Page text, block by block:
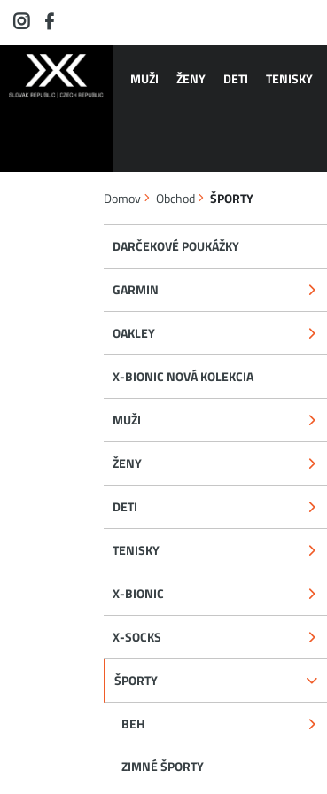
MUŽI ŽENY DETI TENISKY
Domov Obchod ŠPORTY
DARČEKOVÉ POUKÁŽKY
GARMIN
OAKLEY
X-BIONIC NOVÁ KOLEKCIA
MUŽI
ŽENY
DETI
TENISKY
X-BIONIC
X-SOCKS
ŠPORTY
BEH
ZIMNÉ ŠPORTY